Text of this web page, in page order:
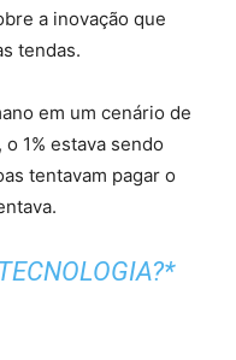
a inovação que
tendas.
em um cenário de
1% estava sendo
tentavam pagar o